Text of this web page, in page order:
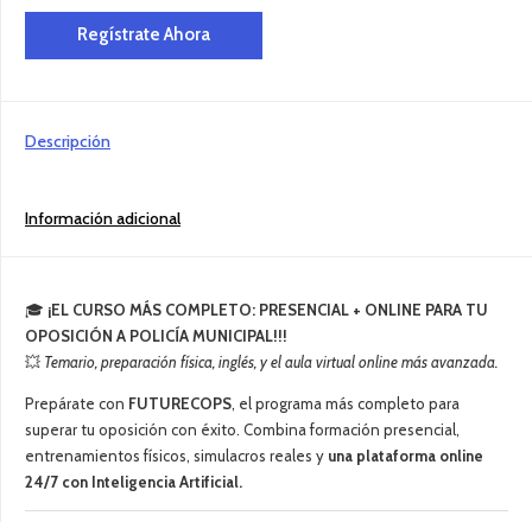
Formación TOTAL Policía Local 2026 cantidad
Regístrate Ahora
Descripción
Información adicional
🎓 ¡EL CURSO MÁS COMPLETO: PRESENCIAL + ONLINE PARA TU
OPOSICIÓN A POLICÍA MUNICIPAL!!!
💥 Temario, preparación física, inglés, y el aula virtual online más avanzada.
Prepárate con FUTURECOPS, el programa más completo para
superar tu oposición con éxito. Combina formación presencial,
entrenamientos físicos, simulacros reales y una plataforma online
24/7 con Inteligencia Artificial.